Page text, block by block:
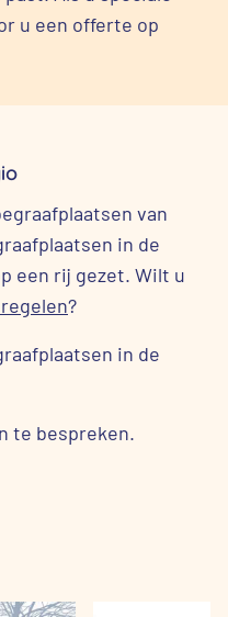
u een offerte op
van
in de
een rij gezet. Wilt u
?
in de
te bespreken.